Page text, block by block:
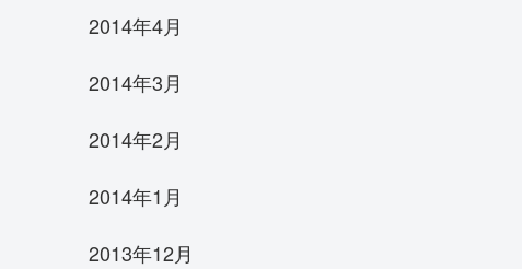
2014年4月
2014年3月
2014年2月
2014年1月
2013年12月